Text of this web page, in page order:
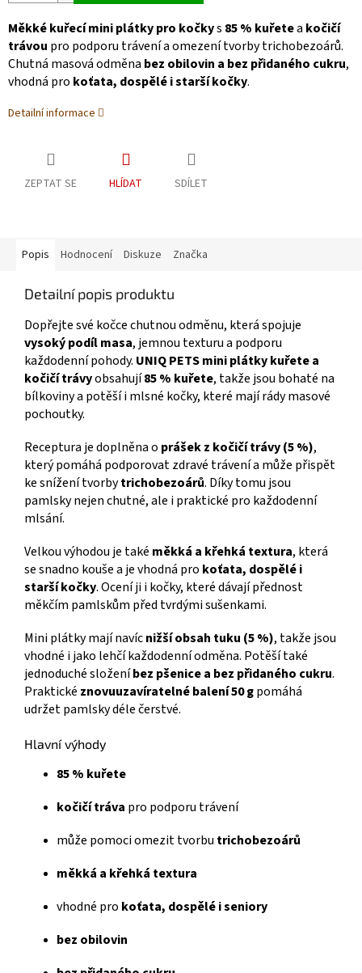
Měkké kuřecí mini plátky pro kočkys 85 % kuřetea kočičí
trávou pro podporu trávení a omezení tvorby trichobezoárů.
Chutná masová odměna bez obilovin a bez přidaného cukru,
vhodná pro koťata, dospělé i starší kočky.
Detailní informace
ZEPTAT SE HLÍDAT SDÍLET
Popis Hodnocení Diskuze Značka
Detailní popis produktu
Dopřejte své kočce chutnou odměnu, která spojuje
vysoký podíl masa, jemnou texturu a podporu
každodenní pohody. UNIQ PETS mini plátky kuřete a
kočičí trávyobsahují85 % kuřete, takže jsou bohaté na
bílkoviny a potěší i mlsné kočky, které mají rády masové
pochoutky.
Receptura je doplněna o prášek z kočičí trávy (5 %),
který pomáhá podporovat zdravé trávení a může přispět
ke snížení tvorbytrichobezoárů. Díky tomu jsou
pamlsky nejen chutné, ale i praktické pro každodenní
mlsání.
Velkou výhodou je také měkká a křehká textura, která
se snadno kouše a je vhodná pro koťata, dospělé i
starší kočky. Ocení ji i kočky, které dávají přednost
měkčím pamlskům před tvrdými sušenkami.
Mini plátky mají navícnižší obsah tuku (5 %), takže jsou
vhodné i jako lehčí každodenní odměna. Potěší také
jednoduché složeníbez pšenice a bez přidaného cukru.
Praktické znovuuzavíratelné balení 50 gpomáhá
udržet pamlsky déle čerstvé.
Hlavní výhody
85 % kuřete
kočičí tráva pro podporu trávení
může pomoci omezit tvorbu trichobezoárů
měkká a křehká textura
vhodné pro koťata, dospělé i seniory
bez obilovin